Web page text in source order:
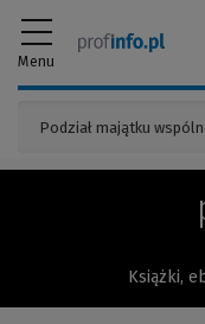
Menu
Książki,